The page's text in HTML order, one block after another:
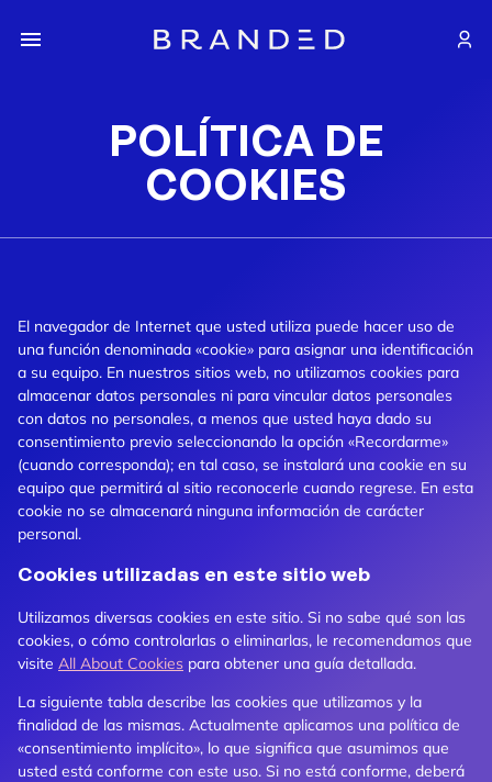
POLÍTICA DE
COOKIES
El navegador de Internet que usted utiliza puede hacer uso de
una función denominada «cookie» para asignar una identificación
a su equipo. En nuestros sitios web, no utilizamos cookies para
almacenar datos personales ni para vincular datos personales
con datos no personales, a menos que usted haya dado su
consentimiento previo seleccionando la opción «Recordarme»
(cuando corresponda); en tal caso, se instalará una cookie en su
equipo que permitirá al sitio reconocerle cuando regrese. En esta
cookie no se almacenará ninguna información de carácter
personal.
Cookies utilizadas en este sitio web
Utilizamos diversas cookies en este sitio. Si no sabe qué son las
cookies, o cómo controlarlas o eliminarlas, le recomendamos que
visite All About Cookies para obtener una guía detallada.
La siguiente tabla describe las cookies que utilizamos y la
finalidad de las mismas. Actualmente aplicamos una política de
«consentimiento implícito», lo que significa que asumimos que
usted está conforme con este uso. Si no está conforme, deberá